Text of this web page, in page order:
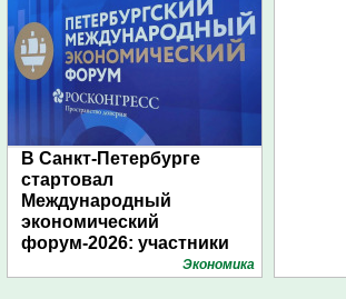
В Санкт-Петербурге
стартовал
Международный
экономический
форум-2026: участники
подготовили креативные
Экономика